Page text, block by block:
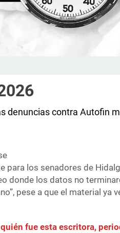
denuncias contra Autofin
para los senadores de
donde los datos no
pese a que el material ya
fue esta escritora,